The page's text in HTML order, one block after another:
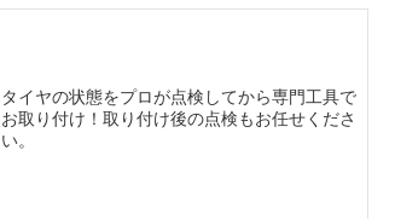
タイヤの状態をプロが点検してから専門工具で
お取り付け！取り付け後の点検もお任せくださ
い。